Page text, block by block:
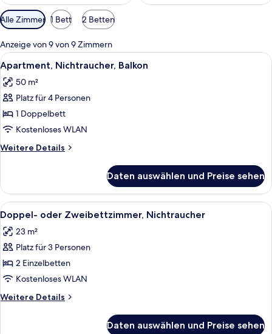
Verfügbare
Filter
für
Zimmer
Alle Zimmer 1 Bett 2 Betten
Anzeige von 9 von 9 Zimmern
Alle
Fotos
für
Apartment,
Nichtraucher,
Balkon
anzeigen
Ein modernes Hotelzimmer mit
6
Apartment, Nichtraucher, Balkon
50 m²
Platz für 4 Personen
1 Doppelbett
Kostenloses WLAN
Weitere Details
Weitere
Nichtraucher,
Balkon
Daten auswählen und Preise sehen
Alle
Fotos
für
Doppel-
oder
Zweibettzimmer,
Nichtraucher
anzeigen
Ein ordentlich bezogenes Bett mit
6
Doppel- oder Zweibettzimmer, Nichtraucher
23 m²
Platz für 3 Personen
2 Einzelbetten
Kostenloses WLAN
Weitere Details
Weitere
Daten auswählen und Preise sehen